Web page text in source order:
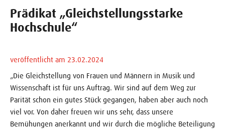
Prädikat „Gleichstellungsstarke
Hochschule“
veröffentlicht am 23.02.2024
„Die Gleichstellung von Frauen und Männern in Musik und
Wissenschaft ist für uns Auftrag. Wir sind auf dem Weg zur
Parität schon ein gutes Stück gegangen, haben aber auch noch
viel vor. Von daher freuen wir uns sehr, dass unsere
Bemühungen anerkannt und wir durch die mögliche Beteiligung